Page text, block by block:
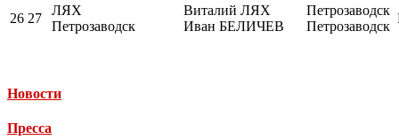
26 27
ЛЯХ
Петрозаводск
Виталий ЛЯХ
Иван БЕЛИЧЕВ
Петрозаводск
Петрозаводск
Новости
Пресса